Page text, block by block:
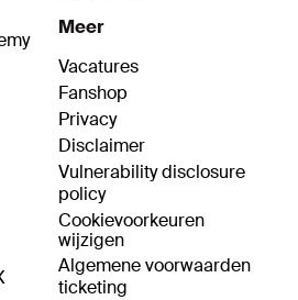
Meer
Vacatures
Fanshop
Privacy
Disclaimer
Vulnerability disclosure
policy
Cookievoorkeuren
wijzigen
Algemene voorwaarden
ticketing